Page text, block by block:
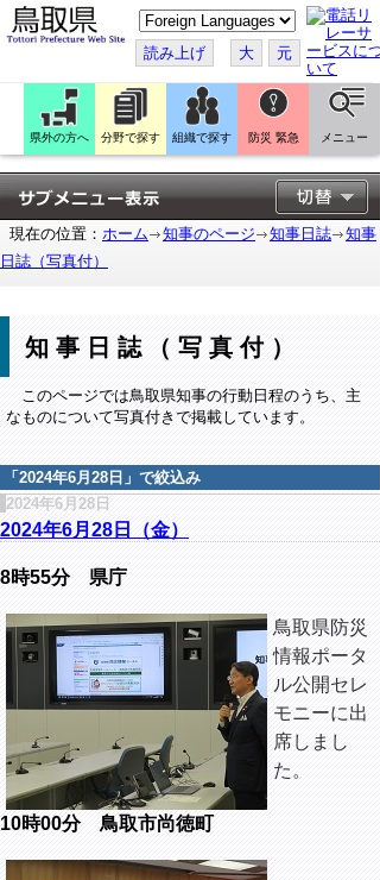
こ
の
ペ
ー
ジ
翻
訳
す
る
読み上げ 大 元
県外の方へ 分野で探す 組織で探す 防災 緊急 メニュー
現在の位置： ホーム 知事のページ 知事日誌
知事
日誌（写真付）
知事日誌（写真付）
このページでは鳥取県知事の行動日程のうち、主
なものについて写真付きで掲載しています。
「 2024年6月28日 」で絞込み
2024年6月28日
2024年6月28日（金）
8時55分 県庁
鳥取県防災
情報ポータ
ル公開セレ
モニーに出
席しまし
た。
10時00分 鳥取市尚徳町